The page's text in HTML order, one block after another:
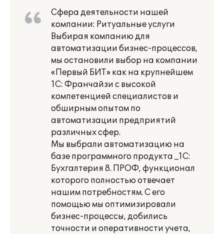
Сфера деятельности нашей
компании: Ритуальные услуги
Выбирая компанию для
автоматизации бизнес-процессов,
мы остановили выбор на компании
«Первый БИТ» как на крупнейшем
1С: Франчайзи с высокой
компетенцией специалистов и
обширным опытом по
автоматизации предприятий
различных сфер.
Мы выбрали автоматизацию на
базе программного продукта _1С:
Бухгалтерия 8. ПРОФ, функционал
которого полностью отвечает
нашим потребностям. С его
помощью мы оптимизировали
бизнес-процессы, добились
точности и оперативности учета,